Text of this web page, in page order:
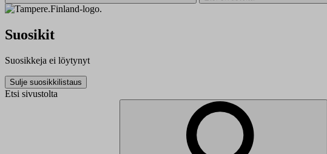
Suosikit
Suosikkeja ei löytynyt
Sulje suosikkilistaus
Etsi sivustolta